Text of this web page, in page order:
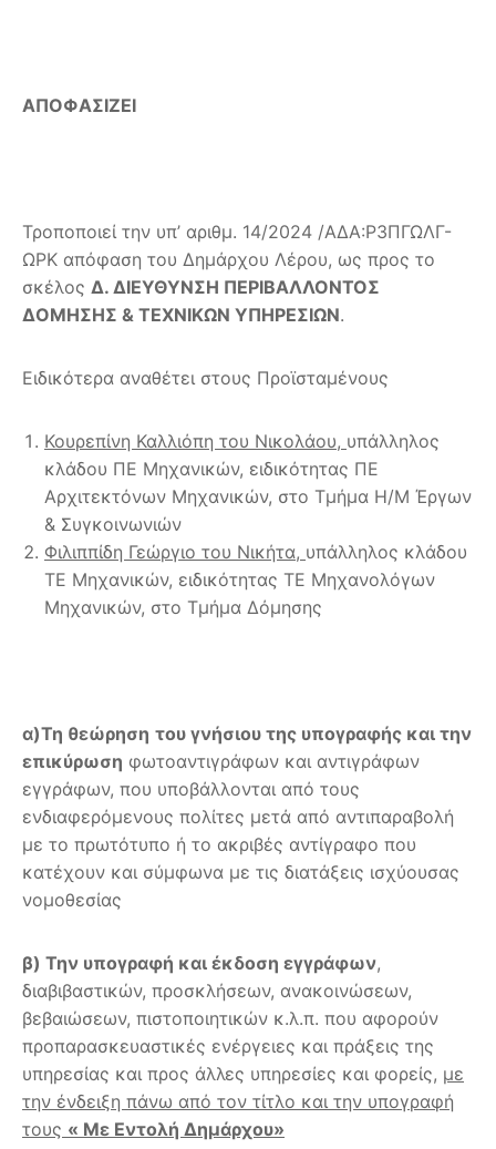
ΑΠΟΦΑΣΙΖΕΙ
Τροποποιεί την υπ’ αριθμ. 14/2024 /ΑΔΑ:Ρ3ΠΓΩΛΓ-
ΩΡΚ απόφαση του Δημάρχου Λέρου, ως προς το
σκέλος Δ. ΔΙΕΥΘΥΝΣΗ ΠΕΡΙΒΑΛΛΟΝΤΟΣ
ΔΟΜΗΣΗΣ & ΤΕΧΝΙΚΩΝ ΥΠΗΡΕΣΙΩΝ.
Ειδικότερα αναθέτει στους Προϊσταμένους
Κουρεπίνη Καλλιόπη του Νικολάου, υπάλληλος
κλάδου ΠΕ Μηχανικών, ειδικότητας ΠΕ
Αρχιτεκτόνων Μηχανικών, στο Τμήμα Η/Μ Έργων
& Συγκοινωνιών
Φιλιππίδη Γεώργιο του Νικήτα, υπάλληλος κλάδου
ΤΕ Μηχανικών, ειδικότητας ΤΕ Μηχανολόγων
Μηχανικών, στο Τμήμα Δόμησης
α)Τη θεώρηση του γνήσιου της υπογραφής και την
επικύρωση φωτοαντιγράφων και αντιγράφων
εγγράφων, που υποβάλλονται από τους
ενδιαφερόμενους πολίτες μετά από αντιπαραβολή
με το πρωτότυπο ή το ακριβές αντίγραφο που
κατέχουν και σύμφωνα με τις διατάξεις ισχύουσας
νομοθεσίας
β) Την υπογραφή και έκδοση εγγράφων,
διαβιβαστικών, προσκλήσεων, ανακοινώσεων,
βεβαιώσεων, πιστοποιητικών κ.λ.π. που αφορούν
προπαρασκευαστικές ενέργειες και πράξεις της
υπηρεσίας και προς άλλες υπηρεσίες και φορείς, με
την ένδειξη πάνω από τον τίτλο και την υπογραφή
τους « Με Εντολή Δημάρχου»